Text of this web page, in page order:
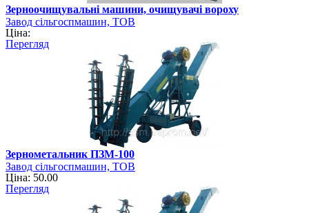
Зерноочищувальні машини, очищувачі вороху
Завод сільгоспмашин, ТОВ
Ціна:
Перегляд
Зернометальник ПЗМ-100
Завод сільгоспмашин, ТОВ
Ціна: 50.00
Перегляд